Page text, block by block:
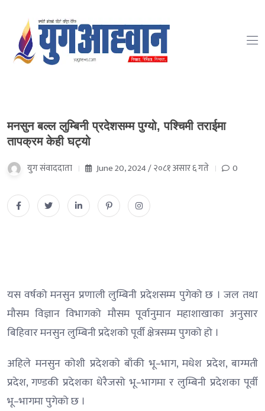
मनसुन बल्ल लुम्बिनी प्रदेशसम्म पुग्यो, पश्चिमी तराईमा
तापक्रम केही घट्यो
युग संवाददाता June 20, 2024 / २०८१ असार ६ गते 0
यस वर्षको मनसुन प्रणाली लुम्बिनी प्रदेशसम्म पुगेको छ । जल तथा
मौसम विज्ञान विभागको मौसम पूर्वानुमान महाशाखाका अनुसार
बिहिवार मनसुन लुम्बिनी प्रदेशको पूर्वी क्षेत्रसम्म पुगको हो ।
अहिले मनसुन कोशी प्रदेशको बाँकी भू–भाग, मधेश प्रदेश, बाग्मती
प्रदेश, गण्डकी प्रदेशका धेरैजसो भू–भागमा र लुम्बिनी प्रदेशका पूर्वी
भू–भागमा पुगेको छ ।